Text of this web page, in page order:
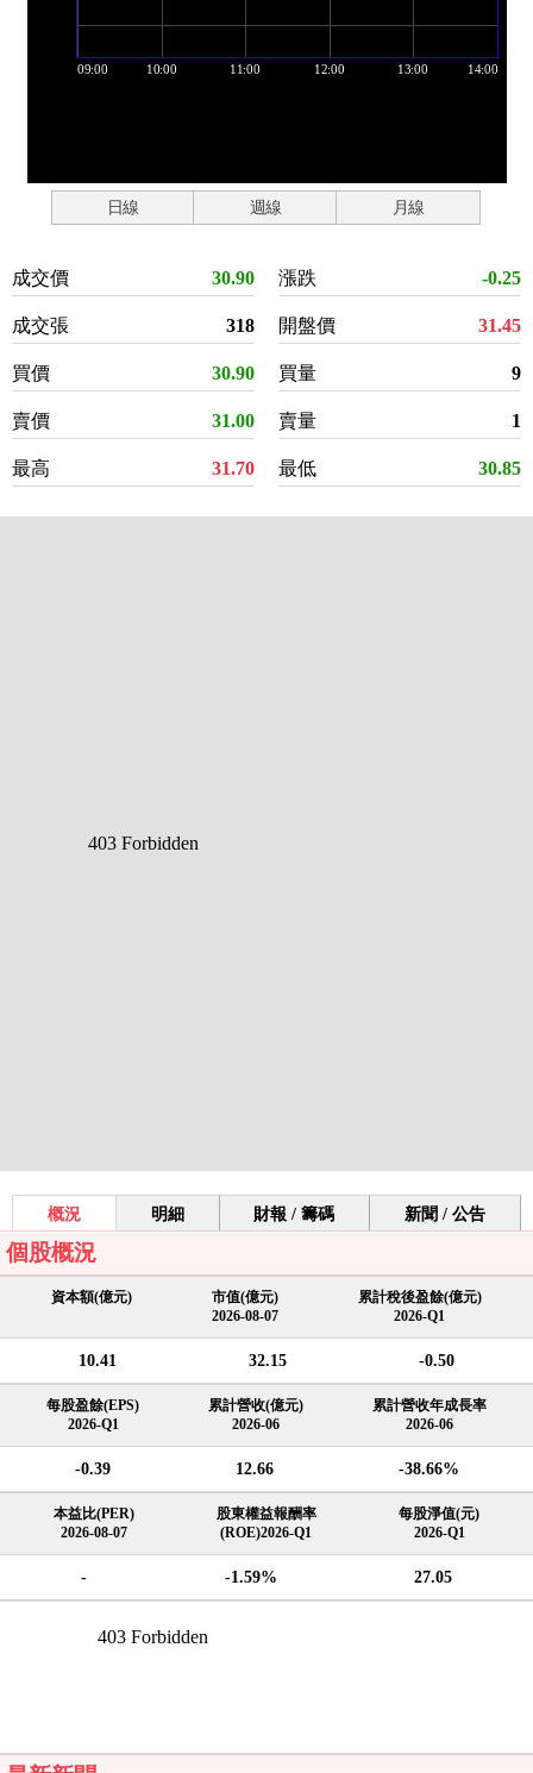
日線 週線 月線
成交價 30.90
成交張 318
買價 30.90
賣價 31.00
最高 31.70
漲跌 -0.25
開盤價 31.45
買量 9
賣量 1
最低 30.85
概況 明細 財報 / 籌碼 新聞 / 公告
個股概況
資本額(億元)
市值(億元)
2026-08-07
累計稅後盈餘(億元)
2026-Q1
10.41 32.15 -0.50
每股盈餘(EPS)
2026-Q1
累計營收(億元)
2026-06
累計營收年成長率
2026-06
-0.39 12.66 -38.66%
本益比(PER)
2026-08-07
股東權益報酬率
(ROE)2026-Q1
每股淨值(元)
2026-Q1
- -1.59% 27.05